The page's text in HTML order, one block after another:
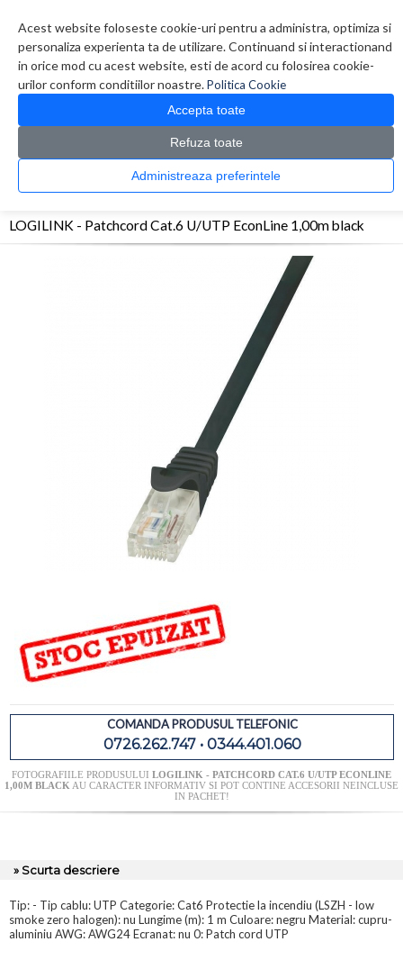
Acest website foloseste cookie-uri pentru a administra, optimiza si
personaliza experienta ta de utilizare. Continuand si interactionand
in orice mod cu acest website, esti de acord cu folosirea cookie-
urilor conform conditiilor noastre.Politica Cookie
Accepta toate
Refuza toate
Administreaza preferintele
0 produs(e)
CATALOG PRODUSE
> Cabluri > LOGILINK - Patchcord Cat.6 U/UTP EconLine
LOGILINK - Patchcord Cat.6 U/UTP EconLine 1,00m black
COMANDA PRODUSUL TELEFONIC
0726.262.747 • 0344.401.060
FOTOGRAFIILE PRODUSULUI LOGILINK - PATCHCORD CAT.6 U/UTP ECONLINE
1,00M BLACK AU CARACTER INFORMATIV SI POT CONTINE ACCESORII NEINCLUSE
IN PACHET!
» Scurta descriere
Tip: - Tip cablu: UTP Categorie: Cat6 Protectie la incendiu (LSZH - low
smoke zero halogen): nu Lungime (m): 1 m Culoare: negru Material: cupru-
aluminiu AWG: AWG24 Ecranat: nu 0: Patch cord UTP